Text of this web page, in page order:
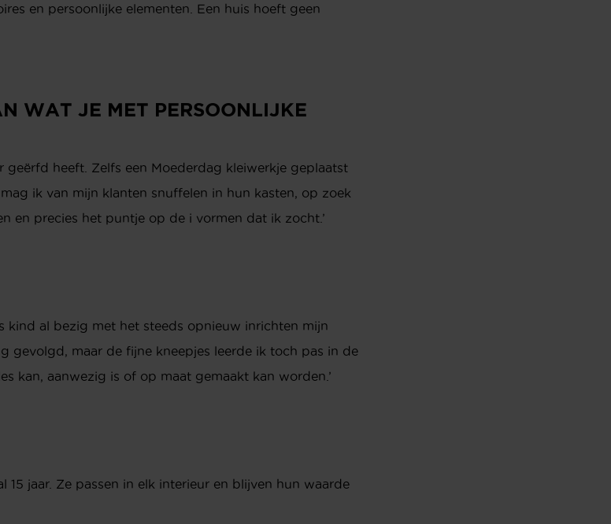
en persoonlijke elementen. Een huis hoeft geen
WAT JE MET PERSOONLIJKE
geërfd heeft. Zelfs een Moederdag kleiwerkje geplaatst
ik van mijn klanten snuffelen in hun kasten, op zoek
en precies het puntje op de i vormen dat ik zocht.’
kind al bezig met het steeds opnieuw inrichten mijn
gevolgd, maar de fijne kneepjes leerde ik toch pas in de
kan, aanwezig is of op maat gemaakt kan worden.’
15 jaar. Ze passen in elk interieur en blijven hun waarde